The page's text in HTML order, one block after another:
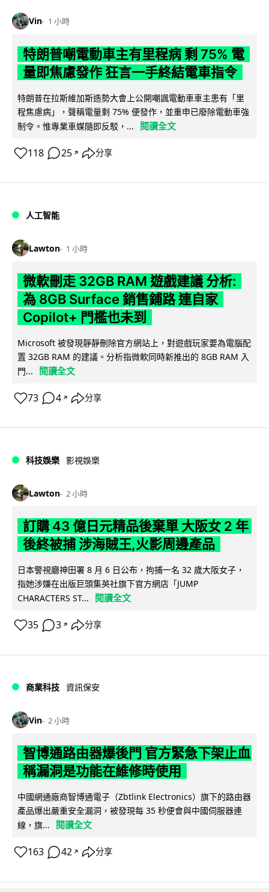
Vin 1 小時
特朗普嘲電動車主有里程病 剩 75% 電
量即焦慮發作 狂言一手終結電車指令
特朗普在拉斯維加斯造勢大會上公開嘲諷電動車車主患有「里
程焦慮病」，聲稱電量剩 75% 便發作，並重申已廢除電動車強
制令。惟專業車媒隨即反駁，...
閱讀全文
118 25 ↗ 分享
人工智能
Lawton 1 小時
微軟刪走 32GB RAM 遊戲建議 分析:
為 8GB Surface 銷售鋪路 連自家
Copilot+ 門檻也未到
Microsoft 被發現靜靜刪除官方網站上，對遊戲玩家要為電腦配
置 32GB RAM 的建議。分析指微軟同時新推出的 8GB RAM 入
門...
閱讀全文
73 4 ↗ 分享
科技娛樂 影視娛樂
Lawton 2 小時
訂購 43 億日元精品後棄單 大阪女 2 年
後終被捕 涉海賊王,火影周邊產品
日本警視廳神田署 8 月 6 日公布，拘捕一名 32 歲大阪女子，
指她涉嫌在出版巨頭集英社旗下官方網店「JUMP
CHARACTERS ST...
閱讀全文
35 3 ↗ 分享
商業科技 資訊保安
Vin 2 小時
智博通路由器爆後門 官方緊急下架止血
稱漏洞是功能在維修時使用
中國網通廠商智博通電子（Zbtlink Electronics）旗下的路由器
產品爆出嚴重安全漏洞，被發現每 35 秒便會與中國伺服器連
線，旗...
閱讀全文
163 42 ↗ 分享